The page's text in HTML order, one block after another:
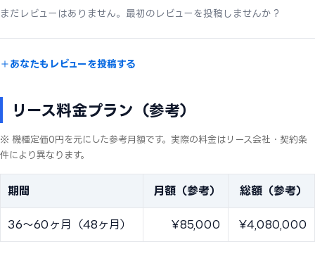
まだレビューはありません。最初のレビューを投稿しませんか？
あなたもレビューを投稿する
リース料金プラン（参考）
※ 機種定価0円を元にした参考月額です。実際の料金はリース会社・契約条
件により異なります。
期間 月額（参考） 総額（参考）
36〜60ヶ月（48ヶ月） ¥85,000 ¥4,080,000